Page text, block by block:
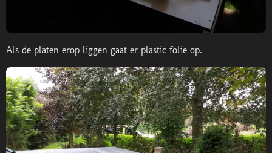
Als de platen erop liggen gaat er plastic folie op.